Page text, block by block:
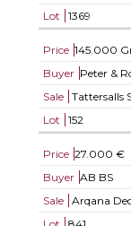
Lot
1369
Price 145.000
Buyer Peter &
Sale
Tattersalls
Lot
152
Price 27.000 €
Buyer AB BS
Sale
Arqana